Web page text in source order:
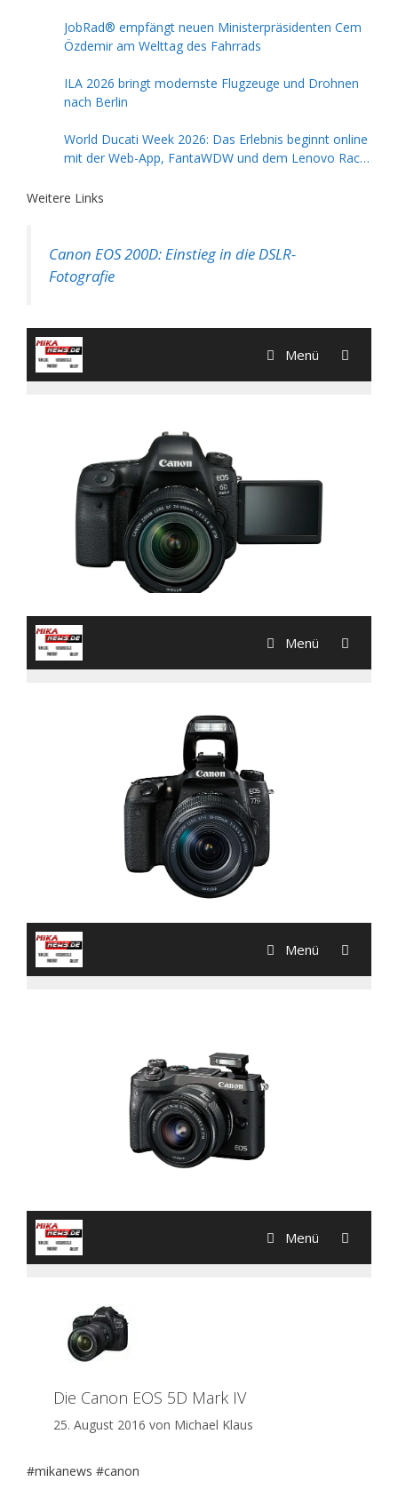
JobRad® empfängt neuen Ministerpräsidenten Cem
Özdemir am Welttag des Fahrrads
ILA 2026 bringt modernste Flugzeuge und Drohnen
nach Berlin
World Ducati Week 2026: Das Erlebnis beginnt online
mit der Web-App, FantaWDW und dem Lenovo Race
Weitere Links
Canon EOS 200D: Einstieg in die DSLR-
Fotografie
#mikanews #canon